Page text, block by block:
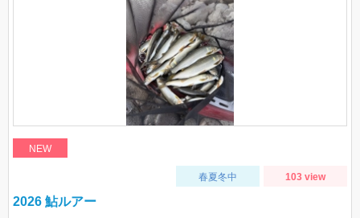
NEW
春夏冬中 103 view
2026 鮎ルアー